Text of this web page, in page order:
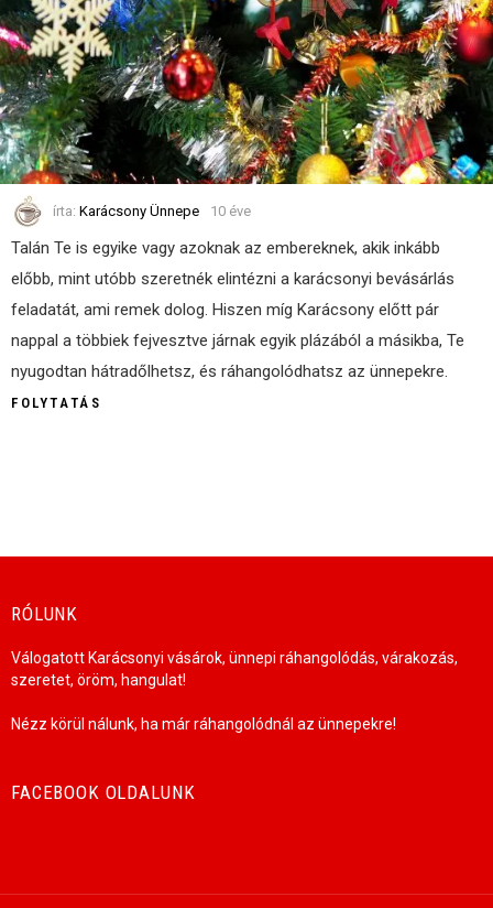
írta: Karácsony Ünnepe 10 éve
Talán Te is egyike vagy azoknak az embereknek, akik inkább
előbb, mint utóbb szeretnék elintézni a karácsonyi bevásárlás
feladatát, ami remek dolog. Hiszen míg Karácsony előtt pár
nappal a többiek fejvesztve járnak egyik plázából a másikba, Te
nyugodtan hátradőlhetsz, és ráhangolódhatsz az ünnepekre.
FOLYTATÁS
RÓLUNK
Válogatott Karácsonyi vásárok, ünnepi ráhangolódás, várakozás,
szeretet, öröm, hangulat!
Nézz körül nálunk, ha már ráhangolódnál az ünnepekre!
FACEBOOK OLDALUNK